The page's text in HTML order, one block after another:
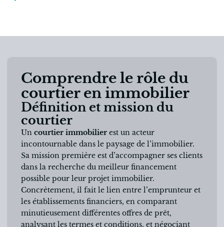
Comprendre le rôle du
courtier en immobilier
Définition et mission du
courtier
Un courtier immobilier est un acteur
incontournable dans le paysage de l’immobilier.
Sa mission première est d’accompagner ses clients
dans la recherche du meilleur financement
possible pour leur projet immobilier.
Concrètement, il fait le lien entre l’emprunteur et
les établissements financiers, en comparant
minutieusement différentes offres de prêt,
analysant les termes et conditions, et négociant